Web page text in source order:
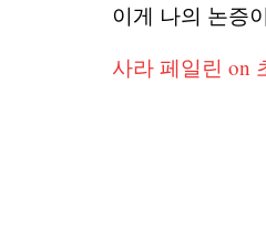
이게 나의 논증
사라 페일린 on